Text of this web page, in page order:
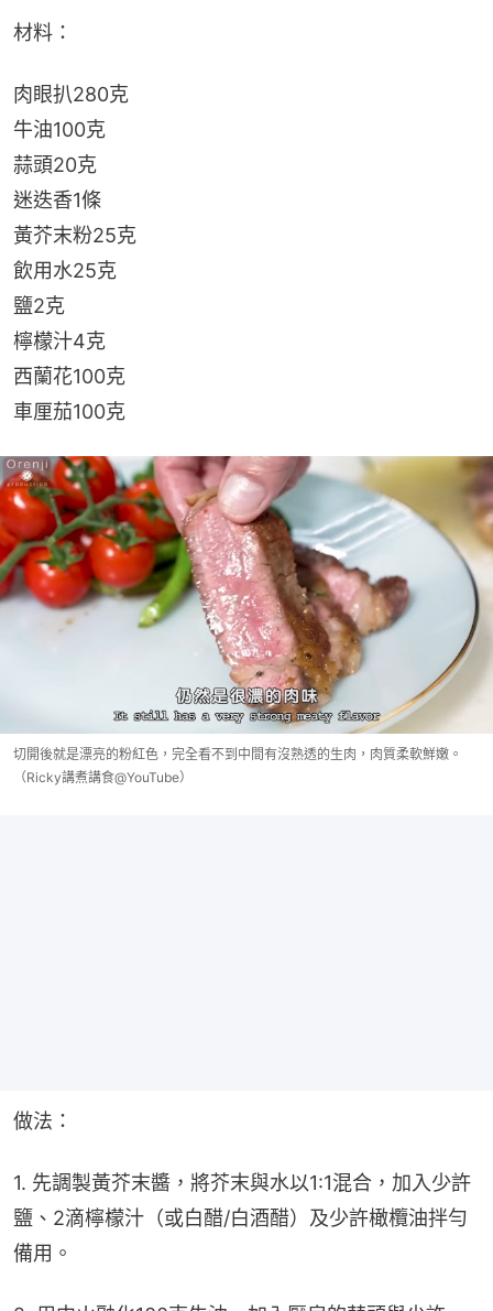
材料：
肉眼扒280克
牛油100克
蒜頭20克
迷迭香1條
黃芥末粉25克
飲用水25克
鹽2克
檸檬汁4克
西蘭花100克
車厘茄100克
切開後就是漂亮的粉紅色，完全看不到中間有沒熟透的生肉，肉質柔軟鮮嫩。
（Ricky講煮講食@YouTube）
做法：
1. 先調製黃芥末醬，將芥末與水以1:1混合，加入少許
鹽、2滴檸檬汁（或白醋/白酒醋）及少許橄欖油拌勻
備用。